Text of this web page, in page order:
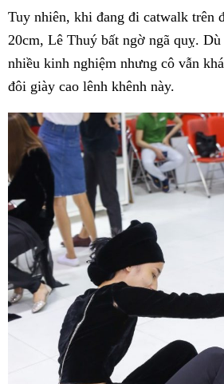
Tuy nhiên, khi đang đi catwalk trên
20cm, Lê Thuý bất ngờ ngã quỵ.
nhiều kinh nghiệm nhưng cô vẫn
đôi giày cao lênh khênh này.